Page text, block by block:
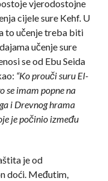
vjerodostojne
cijele sure Kehf. U
to učenje treba biti
učenje sure
se od Ebu Seida
“Ko prouči suru El-
se imam popne na
i Drevnog hrama
je počinio između
je od
doći. Međutim,